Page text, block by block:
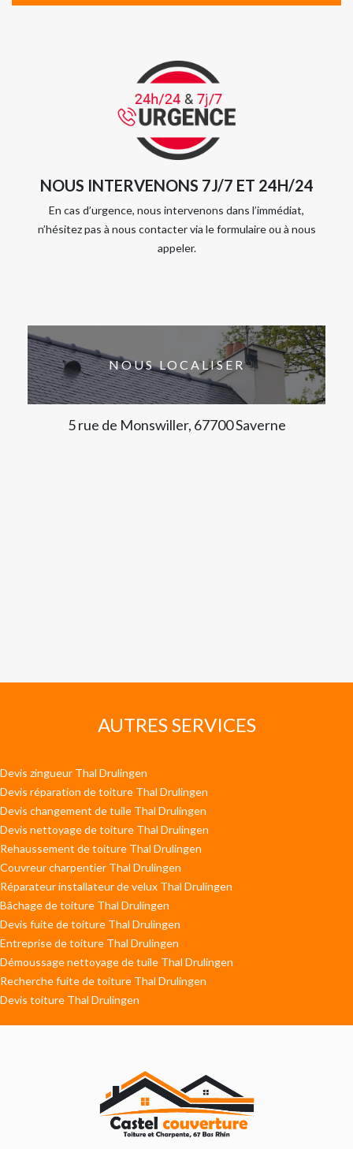
NOUS INTERVENONS 7J/7 ET 24H/24
En cas d’urgence, nous intervenons dans l’immédiat,
n’hésitez pas à nous contacter via le formulaire ou à nous
appeler.
NOUS LOCALISER
5 rue de Monswiller, 67700 Saverne
AUTRES SERVICES
Devis zingueur Thal Drulingen
Devis réparation de toiture Thal Drulingen
Devis changement de tuile Thal Drulingen
Devis nettoyage de toiture Thal Drulingen
Rehaussement de toiture Thal Drulingen
Couvreur charpentier Thal Drulingen
Réparateur installateur de velux Thal Drulingen
Bâchage de toiture Thal Drulingen
Devis fuite de toiture Thal Drulingen
Entreprise de toiture Thal Drulingen
Démoussage nettoyage de tuile Thal Drulingen
Recherche fuite de toiture Thal Drulingen
Devis toiture Thal Drulingen